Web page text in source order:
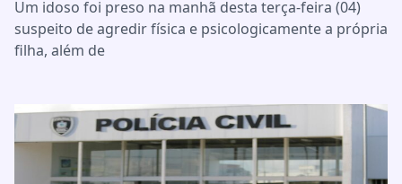
Um idoso foi preso na manhã desta terça-feira (04)
suspeito de agredir física e psicologicamente a própria
filha, além de